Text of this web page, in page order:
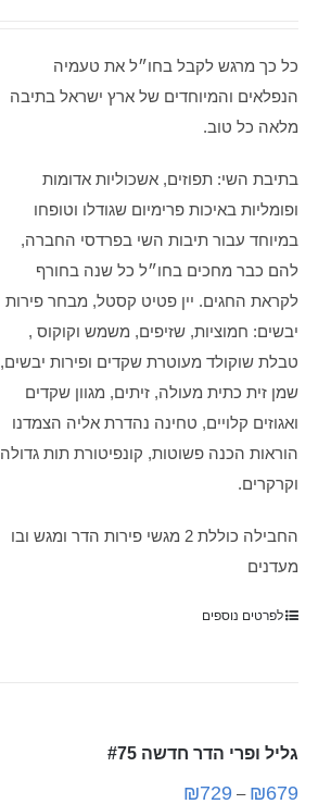
כל כך מרגש לקבל בחו״ל את טעמיה
הנפלאים והמיוחדים של ארץ ישראל בתיבה
מלאה כל טוב.
בתיבת השי: תפוזים, אשכוליות אדומות
ופומליות באיכות פרימיום שגודלו וטופחו
במיוחד עבור תיבות השי בפרדסי החברה,
להם כבר מחכים בחו״ל כל שנה בחורף
לקראת החגים. יין פטיט קסטל, מבחר פירות
יבשים: חמוציות, שזיפים, משמש וקוקוס ,
טבלת שוקולד מעוטרת שקדים ופירות יבשים,
שמן זית כתית מעולה, זיתים, מגוון שקדים
ואגוזים קלויים, טחינה נהדרת אליה הצמדנו
הוראות הכנה פשוטות, קונפיטורת תות גדולה
וקרקרים.
החבילה כוללת 2 מגשי פירות הדר ומגש ובו
מעדנים
לפרטים נוספים
גליל ופרי הדר חדשה #75
₪679
–
₪729